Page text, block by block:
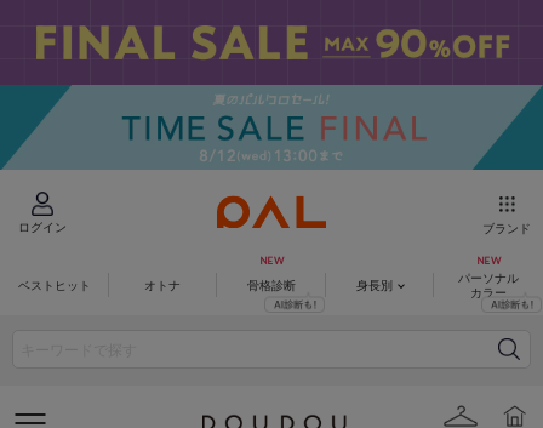
ログイン ブランド
ベストヒット オトナ 骨格診断 身長別
パーソナル
カラー